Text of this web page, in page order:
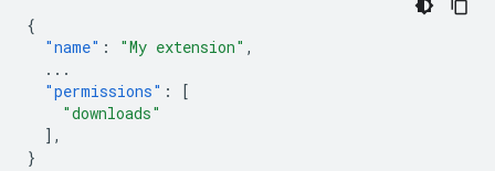
{
"name" : "My extension" ,
...
"permissions" :
[
"downloads"
],
}